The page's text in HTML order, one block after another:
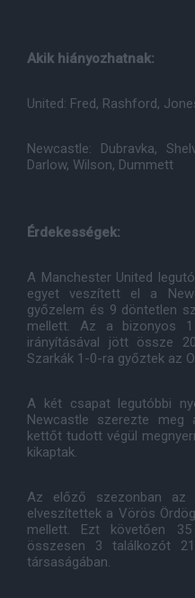
Akik hiányozhatnak:
United: Fred, Rashford,
Newcastle: Dubravka,
Darlow, Wilson, Dummett
Érdekességek:
A Manchester United
egyet veszített el a
győzelem és 9 döntetlen
mellett. Az a bizonyos
irányításával jött össze
Szarkák 1-0-ra győztek az
A két csapat legutóbbi
Newcastle szerezte
kettőt tudott végül
kikaptak.
Az előző szezonban az
elveszítettek a Vörös
mellett. Ezt követően
összesen 3 találkozót
társaságában.